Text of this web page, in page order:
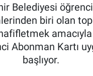
Belediyesi
biri olan
Abonman Kartı
başlıyor.